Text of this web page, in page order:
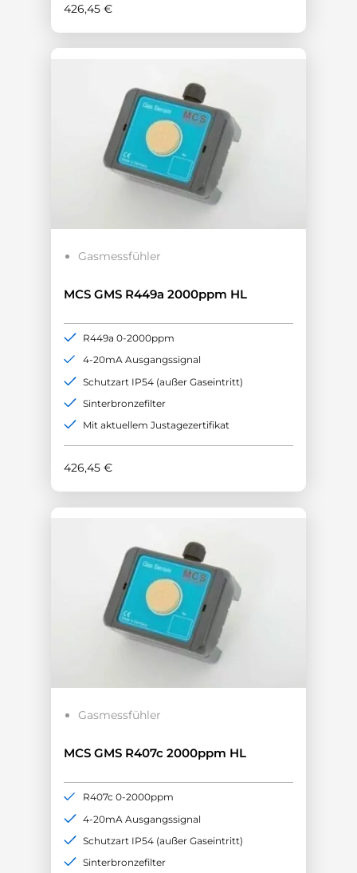
426,45 €
Gasmessfühler
MCS GMS R449a 2000ppm HL
426,45 €
R449a 0-2000ppm
4-20mA Ausgangssignal
Schutzart IP54 (außer Gaseintritt)
Sinterbronzefilter
Mit aktuellem Justagezertifikat
Gasmessfühler
MCS GMS R407c 2000ppm HL
R407c 0-2000ppm
4-20mA Ausgangssignal
Schutzart IP54 (außer Gaseintritt)
Sinterbronzefilter